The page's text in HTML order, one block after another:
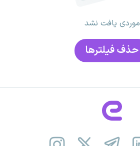
موردی یافت نشد
حذف فیلتر‌ها